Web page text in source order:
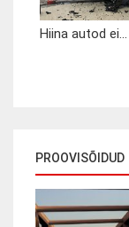
Hiina autod ei...
PROOVISÕIDUD